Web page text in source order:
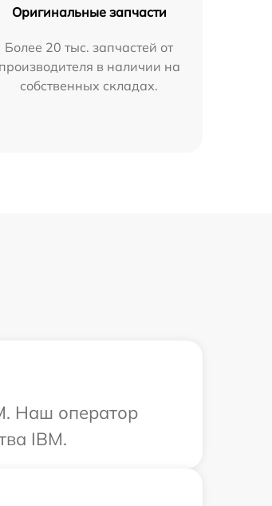
Оригинальные запчасти
Более 20 тыс. запчастей от
производителя в наличии на
собственных складах.
Наш оператор
IBM.